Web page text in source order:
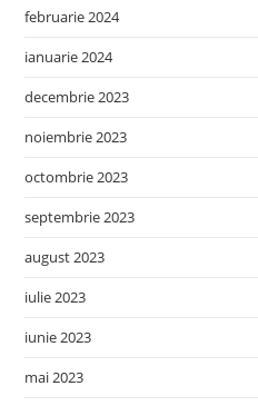
februarie 2024
ianuarie 2024
decembrie 2023
noiembrie 2023
octombrie 2023
septembrie 2023
august 2023
iulie 2023
iunie 2023
mai 2023